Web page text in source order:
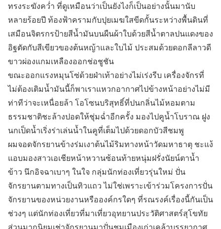
ทรงระฆังคว่ำ ที่ดูเหมือนว่าเป็นยังไงก็เป็นอย่างนั้นมานับ
หลายร้อยปี ท้องฟ้าครามกับปุยเมฆใสขีดกั้นระหว่างพื้นดินที่
เสมือนจิตรกรป้ายสีน้ำมันบนผืนผ้าใบด้วยสีน้ำตาลปนแดงของ
อิฐตัดกับสีเขียวของต้นหญ้าและใบไม้ ประสมด้วยดอกลีลาวดี
ขาวผ่องแกมเหลืองออกช่อชูชัน
ขณะออกแรงหมุนโซ่ด้วยฝ่าเท้าอย่างไม่เร่งรีบ เครื่องจักรที่
ไม่ต้องเติมน้ำมันนี้ก็พาเราแหวกอากาศไปข้างหน้าอย่างไม่มี
ท่าทีว่าจะเหนื่อยล้า โอโซนบริสุทธิ์ที่ปนกลิ่นไม้หอมตาม
ธรรมชาติชะล้างปอดให้ชุ่มฉ่ำอีกครั้ง มองไปคูน้ำโบราณ ฝูง
นกเป็ดน้ำเริ่งร่าเล่นน้ำในคูที่เต็มไปด้วยดอกบัวสีชมพู
ผมจอดจักรยานข้างร่มเงาต้นไม้ริมทางหน้าวัดมหาธาตุ ชะแง้
แอบมองสาวเอเชียหน้าหวานซ้อนท้ายหนุ่มฝรั่งนัยน์ตาน้ำ
ข้าว นึกอิจฉาเบาๆ ในใจ กลุ่มนักท่องเที่ยวรุ่นใหม่ ปั่น
จักรยานตามทางเป็นทิวแถว ไม่ใช่เพราะเข้าร่วมโครงการปั่น
จักรยานของหน่วยงานหรือองค์กรใดๆ ที่รณรงค์เรื่องนี้กันเป็น
ช่วงๆ แต่นักท่องเที่ยวที่มาเที่ยวอุทยานประวัติศาสตร์สุโขทัย